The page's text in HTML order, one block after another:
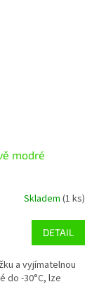
modré
Skladem (1 ks)
DETAIL
a vyjímatelnou
do -30°C, lze